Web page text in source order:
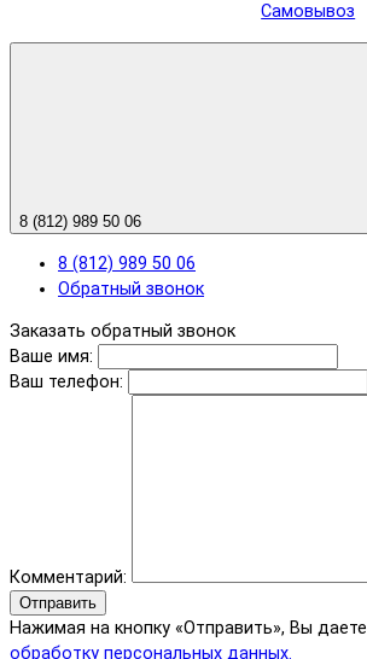
Самовывоз
8 (812) 989 50 06
8 (812) 989 50 06
Обратный звонок
Заказать обратный звонок
Ваше имя:
Ваш телефон:
Комментарий:
Отправить
Нажимая на кнопку «Отправить», Вы даете
обработку персональных данных.